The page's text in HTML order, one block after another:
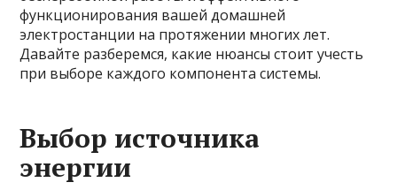
функционирования вашей домашней
электростанции на протяжении многих лет.
Давайте разберемся, какие нюансы стоит учесть
при выборе каждого компонента системы.
Выбор источника
энергии